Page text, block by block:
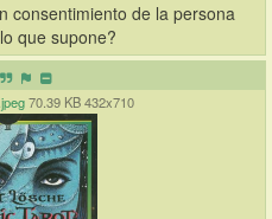
consentimiento de la persona
que supone?
70.39 KB 432x710